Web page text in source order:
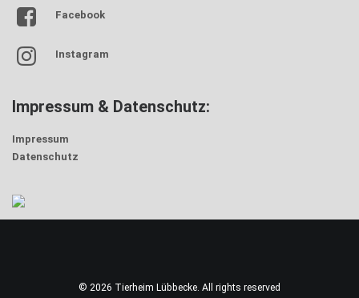
Facebook
Instagram
Impressum & Datenschutz:
Impressum
Datenschutz
© 2026 Tierheim Lübbecke. All rights reserved